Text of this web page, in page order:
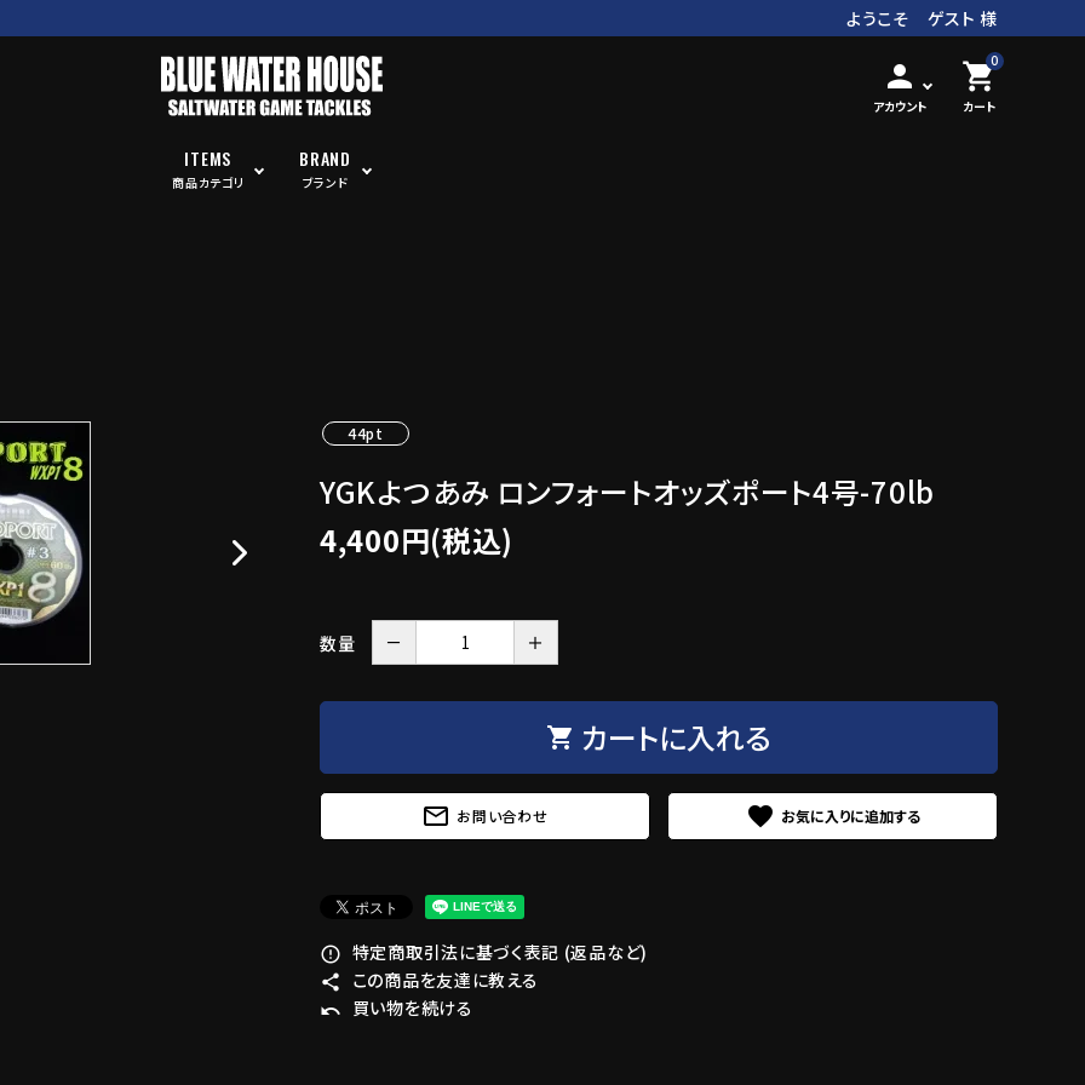
ようこそ ゲスト 様
person
アカウント
0
shopping_cart
カート
ITEMS
商品カテゴリ
BRAND
ブランド
44pt
YGKよつあみ ロンフォートオッズポート4号-70lb
4,400円(税込)
数量 － ＋
shopping_cart カートに入れる
mail_outline お問い合わせ favorite
error_outline 特定商取引法に基づく表記 (返品など)
share この商品を友達に教える
undo 買い物を続ける